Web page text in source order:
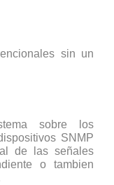
sin un
sobre los
SNMP
de las señales
o tambien